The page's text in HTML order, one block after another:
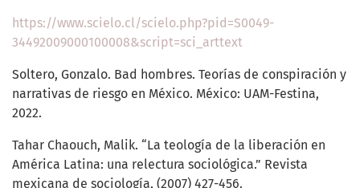
https://www.scielo.cl/scielo.php?pid=S0049-
34492009000100008&script=sci_arttext
Soltero, Gonzalo. Bad hombres. Teorías de conspiración y
narrativas de riesgo en México. México: UAM-Festina,
2022.
Tahar Chaouch, Malik. “La teología de la liberación en
América Latina: una relectura sociológica.” Revista
mexicana de sociología, (2007) 427-456.